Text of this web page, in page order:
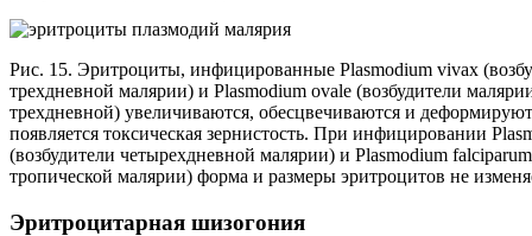
Рис. 15. Эритроциты, инфицированные Plasmodium vivax
трехдневной малярии) и Plasmodium ovale (возбудители
трехдневной) увеличиваются, обесцвечиваются и
появляется токсическая зернистость. При инфицировании
(возбудители четырехдневной малярии) и Plasmodium
тропической малярии) форма и размеры эритроцитов не
Эритроцитарная шизогония